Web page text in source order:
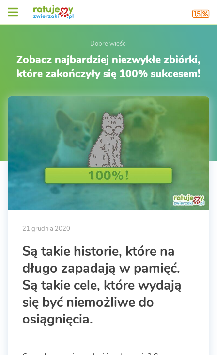
Dobre wieści
Zobacz najbardziej niezwykłe zbiórki,
które zakończyły się 100% sukcesem!
21 grudnia 2020
Są takie historie, które na
długo zapadają w pamięć.
Są takie cele, które wydają
się być niemożliwe do
osiągnięcia.